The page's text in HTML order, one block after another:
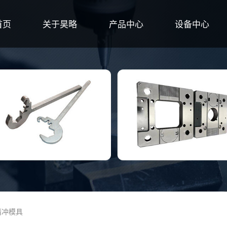
页 关于昊略 产品中心 设备中心
模具